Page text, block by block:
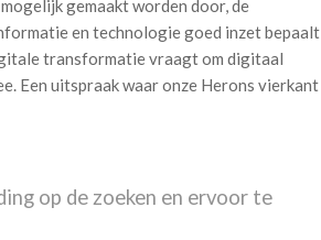
gemaakt worden door, de
en technologie goed inzet bepaalt
transformatie vraagt om digitaal
Een uitspraak waar onze Herons vierkant
op de zoeken en ervoor te